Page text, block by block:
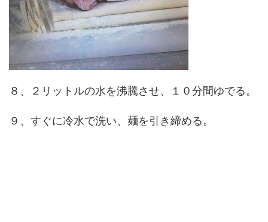
８、２リットルの水を沸騰させ、１０分間ゆでる。
９、すぐに冷水で洗い、麺を引き締める。